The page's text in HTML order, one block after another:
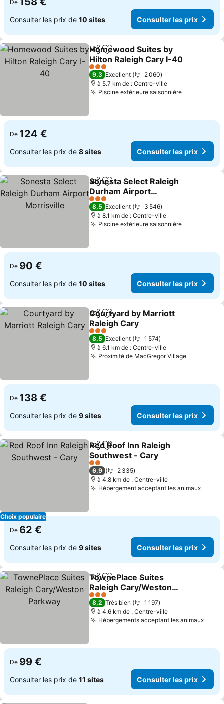
De
Consulter les prix de 10 sites Consulter les prix
PartagerAjouter à mes favoris
Homewood Suites by
Hilton Raleigh Cary I-40
Consulter les prix
3 Étoiles
9,3 Excellent
2 060
à 5.7 km de : Centre-ville
Piscine extérieure saisonnièreConsulter
De 124 €
Consulter les prix de 8 sites Consulter les prix
PartagerAjouter à mes favoris
Sonesta Select Raleigh
Durham Airport
Morrisville
Consulter les prix
3 Étoiles
8,5 Excellent
3 546
à 8.1 km de : Centre-ville
Piscine extérieure saisonnièreConsulter
De 90 €
Consulter les prix de 10 sites Consulter les prix
PartagerAjouter à mes favoris
Courtyard by Marriott
Raleigh Cary
Consulter les prix
3 Étoiles
8,5 Excellent
1 574
à 6.1 km de : Centre-ville
Proximité de MacGregor Village
De 138 €
Consulter les prix de 9 sites Consulter les prix
Choix populaire
PartagerAjouter à mes favoris
Red Roof Inn Raleigh
Southwest - Cary
Consulter les prix
2 Étoiles
6,9
2 335
à 4.8 km de : Centre-ville
Hébergement acceptant les animaux
De 62 €
Consulter les prix de 9 sites Consulter les prix
PartagerAjouter à mes favoris
TownePlace Suites
Raleigh Cary/Weston
Parkway
Consulter les prix
3 Étoiles
8,2 Très bien
1 197
à 4.6 km de : Centre-ville
Hébergements acceptant les animaux
De 99 €
Consulter les prix de 11 sites Consulter les prix